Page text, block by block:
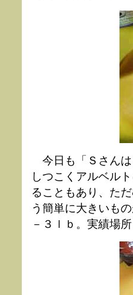
今日も「Ｓさんは
しつこくアルベル
ることもあり、た
う簡単に大きいも
－３ｌｂ。実績場